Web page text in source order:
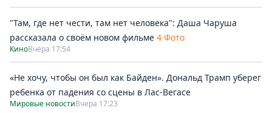
"Там, где нет чести, там нет человека": Даша Чаруша
рассказала о своём новом фильме 4 Фото
КиноВчера 17:54
«Не хочу, чтобы он был как Байден». Дональд Трамп уберег
ребенка от падения со сцены в Лас-Вегасе
Мировые новостиВчера 17:23